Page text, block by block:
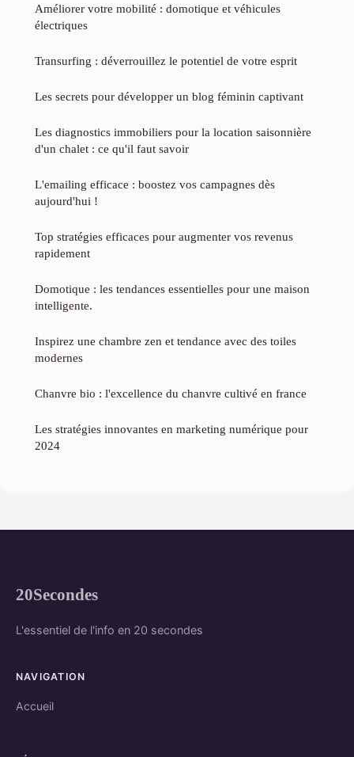
Améliorer votre mobilité : domotique et véhicules
électriques
Transurfing : déverrouillez le potentiel de votre esprit
Les secrets pour développer un blog féminin captivant
Les diagnostics immobiliers pour la location saisonnière
d'un chalet : ce qu'il faut savoir
L'emailing efficace : boostez vos campagnes dès
aujourd'hui !
Top stratégies efficaces pour augmenter vos revenus
rapidement
Domotique : les tendances essentielles pour une maison
intelligente.
Inspirez une chambre zen et tendance avec des toiles
modernes
Chanvre bio : l'excellence du chanvre cultivé en france
Les stratégies innovantes en marketing numérique pour
2024
20Secondes
L'essentiel de l'info en 20 secondes
NAVIGATION
Accueil